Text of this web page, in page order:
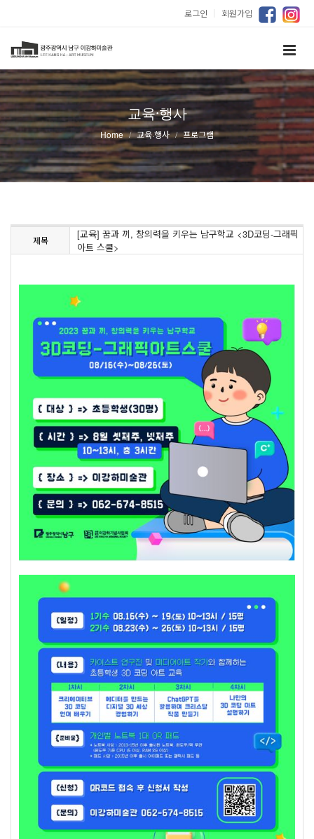
로그인 ｜ 회원가입
교육·행사
Home 교육·행사 프로그램
제목
[교육] 꿈과 끼, 창의력을 키우는 남구학교 <3D코딩-그래픽
아트 스쿨>